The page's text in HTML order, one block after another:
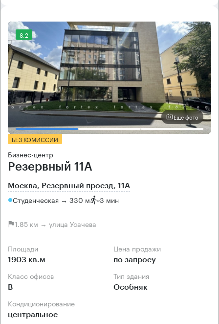
8.2
Еще фото
БЕЗ КОМИССИИ
Бизнес-центр
Резервный 11А
Москва, Резервный проезд, 11А
Студенческая → 330 м ~3 мин
1.85 км → улица Усачева
Площади
1903 кв.м
Цена продажи
по запросу
Класс офисов
B
Тип здания
Особняк
Кондиционирование
центральное